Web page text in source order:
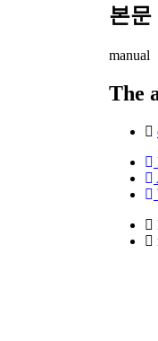
본문
manual
The